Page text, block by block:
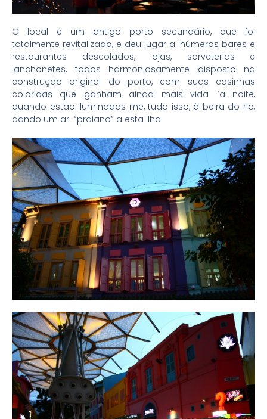
O local é um antigo porto secundário, que foi
totalmente revitalizado, e deu lugar a inúmeros bares e
restaurantes descolados, lojas, sorveterias e
lanchonetes, todos harmoniosamente disposto na
construção original do porto, com suas casinhas
coloridas que ganham ainda mais vida `a noite,
quando estão iluminadas me, tudo isso, à beira do rio,
dando um ar “praiano” a esta ilha.